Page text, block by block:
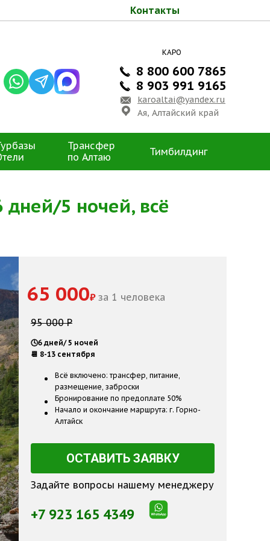
КАРО
8 800 600 7865
8 903 991 9165
karoaltai@yandex.ru
Ая, Алтайский край
Контакты
Трансфер
по Алтаю
Тимбилдинг
5 ночей, всё
65 000₽ за 1 человека
95 000 Р
🕓6 дней/ 5 ночей
📆 8-13 сентября
Всё включено: трансфер, питание,
размещение, заброски
Бронирование по предоплате 50%
Начало и окончание маршрута: г. Горно-
Алтайск
ОСТАВИТЬ ЗАЯВКУ
Задайте вопросы нашему менеджеру
+7 923 165 4349